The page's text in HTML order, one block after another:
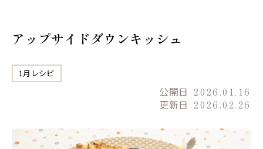
アップサイドダウンキッシュ
1月レシピ
公開日 2026.01.16
更新日 2026.02.26